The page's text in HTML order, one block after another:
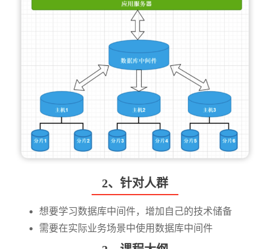
2、针对人群
想要学习数据库中间件，增加自己的技术储备
需要在实际业务场景中使用数据库中间件